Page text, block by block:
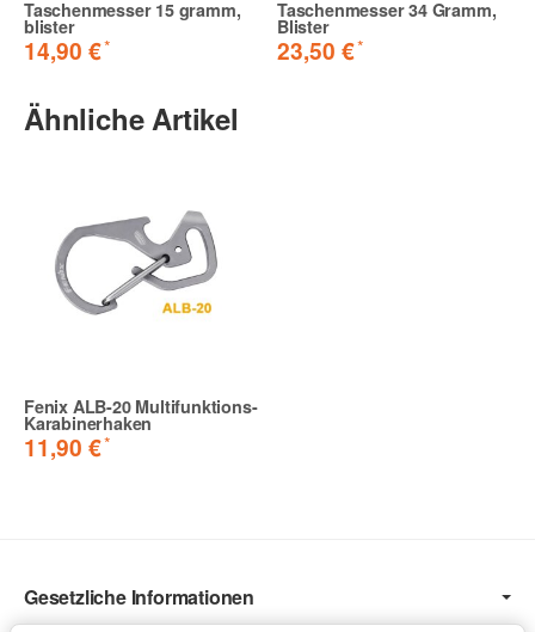
Taschenmesser 15 gramm,
blister
14,90 €*
Taschenmesser 34 Gramm,
Blister
23,50 €*
Ähnliche Artikel
Fenix ALB-20 Multifunktions-
Karabinerhaken
11,90 €*
Gesetzliche Informationen